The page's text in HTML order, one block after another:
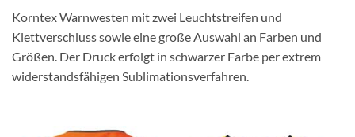
Korntex Warnwesten mit zwei Leuchtstreifen und
Klettverschluss sowie eine große Auswahl an Farben und
Größen. Der Druck erfolgt in schwarzer Farbe per extrem
widerstandsfähigen Sublimationsverfahren.